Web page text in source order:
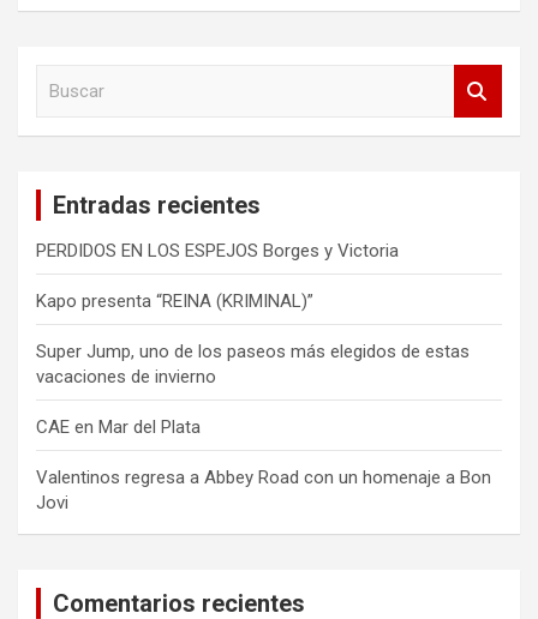
Entradas recientes
PERDIDOS EN LOS ESPEJOS Borges y Victoria
Kapo presenta “REINA (KRIMINAL)”
Super Jump, uno de los paseos más elegidos de estas
vacaciones de invierno
CAE en Mar del Plata
Valentinos regresa a Abbey Road con un homenaje a Bon
Jovi
Comentarios recientes